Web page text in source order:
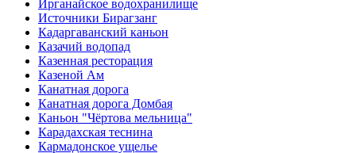
Ирганайское водохранилище
Источники Бирагзанг
Кадаргаванский каньон
Казачий водопад
Казенная ресторация
Казеной Ам
Канатная дорога
Канатная дорога Домбая
Каньон "Чёртова мельница"
Карадахская теснина
Кармадонское ущелье